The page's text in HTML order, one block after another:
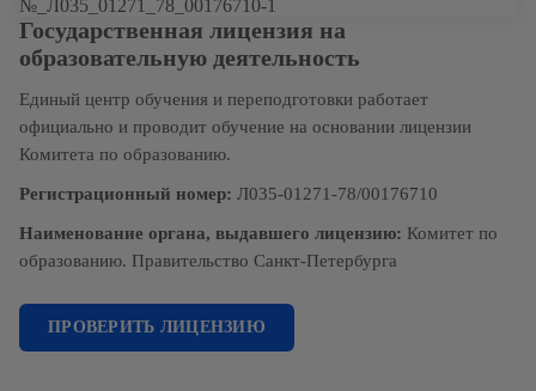
Государственная лицензия на
образовательную деятельность
Единый центр обучения и переподготовки работает
официально и проводит обучение на основании лицензии
Комитета по образованию.
Регистрационный номер: Л035-01271-78/00176710
Наименование органа, выдавшего лицензию: Комитет по
образованию. Правительство Санкт-Петербурга
ПРОВЕРИТЬ ЛИЦЕНЗИЮ